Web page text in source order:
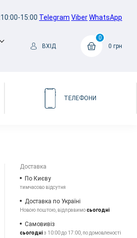
15:00 Telegram ViberWhatsApp
ВХІД
0
0 грн
ТЕЛЕФОНИ
Доставка
По Києву
тимчасово відсутня
Доставка по Україні
Новою поштою, відправимосьогодні
Самовивіз
сьогодніз 10:00 до 17:00, по домовленості